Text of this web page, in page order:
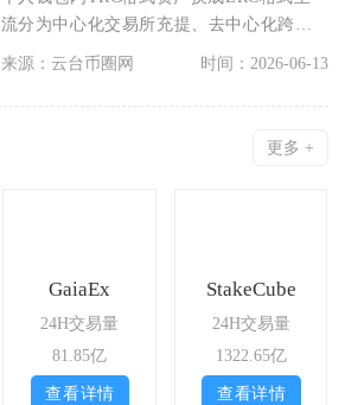
流分为中心化交易所充提、去中心化跨链
桥兑换两种可行
来源：云台币圈网 时间：2026-06-13
更多 +
GaiaEx
24H交易量
81.85亿
查看详情
StakeCube
24H交易量
1322.65亿
查看详情